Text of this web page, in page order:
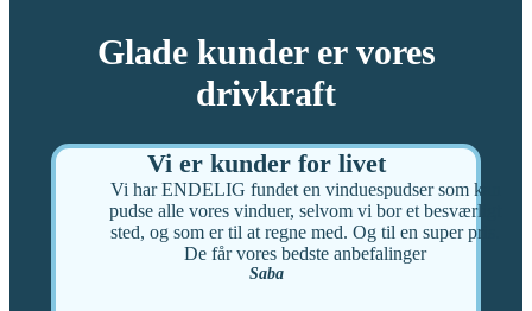
Glade kunder er vores
drivkraft
Vi er kunder for livet
Vi har ENDELIG fundet en vinduespudser som kan
pudse alle vores vinduer, selvom vi bor et besværligt
sted, og som er til at regne med. Og til en super pris.
De får vores bedste anbefalinger
Saba